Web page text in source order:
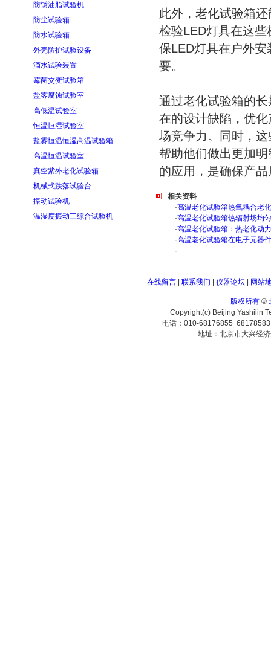
防锈油脂试验机
防尘试验箱
防水试验箱
外壳防护试验设备
滴水试验装置
霉菌交变试验箱
盐雾腐蚀试验室
高低温试验室
恒温恒湿试验室
盐雾恒温恒湿高温试验箱
高温恒温试验室
真空紫外老化试验箱
机械式跌落试验台
振动试验机
温湿度振动三综合试验机
此外，老化试验箱
检验LED灯具在这
保LED灯具在户外
要。
通过老化试验箱的
在的设计缺陷，优
场竞争力。同时，
帮助他们做出更加
的应用，是确保产
相关资料
·高温老化试验箱热氧耦合老
·高温老化试验箱热辐射场均
·高温老化试验箱：热老化动
·高温老化试验箱在电子元器
·
在线留言| 联系我们 仪器论坛| 网站
版权所有©
Copyright(c) Beijing Yashilin
电话：010-68176855
地址：北京市大兴经